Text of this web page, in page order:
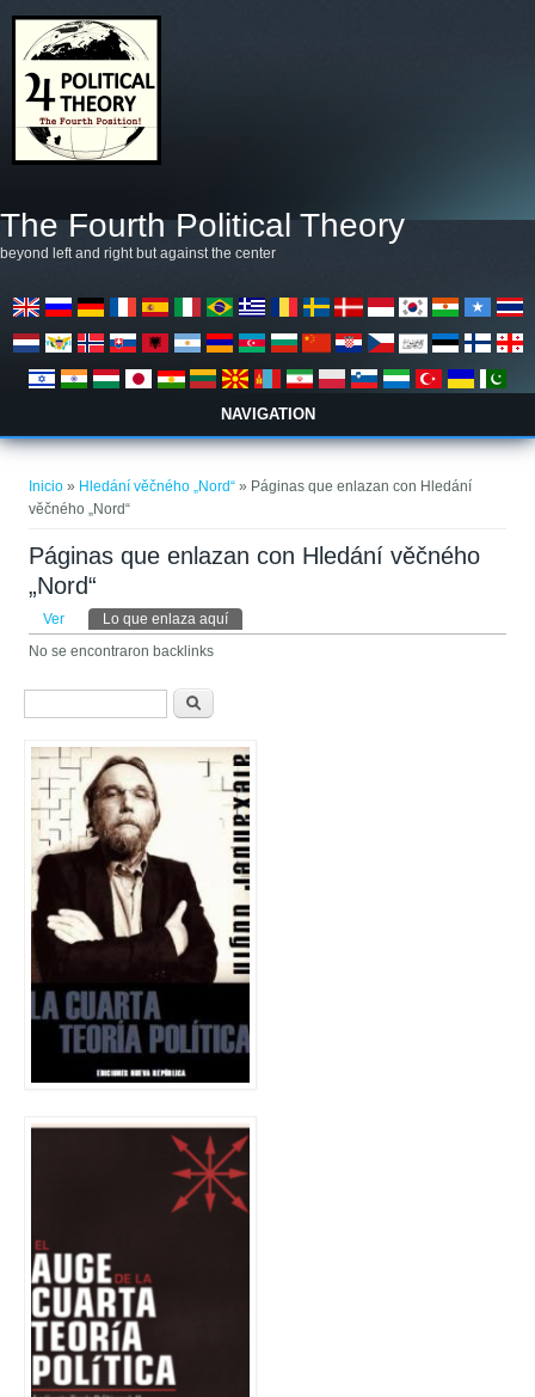
The Fourth Political Theory
beyond left and right but against the center
NAVIGATION
Inicio » Hledání věčného „Nord“ » Páginas que enlazan con Hledání
věčného „Nord“
Páginas que enlazan con Hledání věčného
„Nord“
Solapas principales
Ver Lo que enlaza aquí
No se encontraron backlinks
Formulario de búsqueda